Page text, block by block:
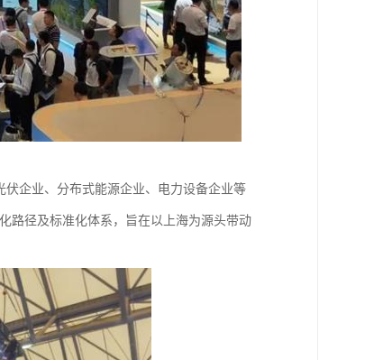
伏企业、分布式能源企业、电力设备企业等
路径及标准化体系，旨在以上海为源头带动